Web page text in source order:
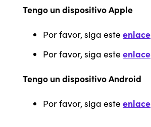
Tengo un dispositivo Apple
Por favor, siga este enlace
Por favor, siga este enlace
Tengo un dispositivo Android
Por favor, siga este enlace